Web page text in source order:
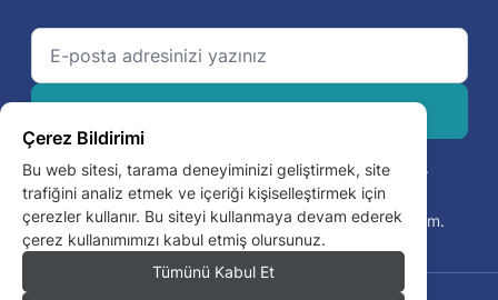
Aydınlatma Metnini görüntülemek içinburaya tıklayınız.
Ticari Elektronik İleti Onam Metnikapsamında ticari
elektronik ileti gönderilmesine (e-mail) onay veriyorum.
Çerez Bildirimi
Bu web sitesi, tarama deneyiminizi geliştirmek, site
trafiğini analiz etmek ve içeriği kişiselleştirmek için
çerezler kullanır. Bu siteyi kullanmaya devam ederek
çerez kullanımımızı kabul etmiş olursunuz.
Tümünü Kabul Et